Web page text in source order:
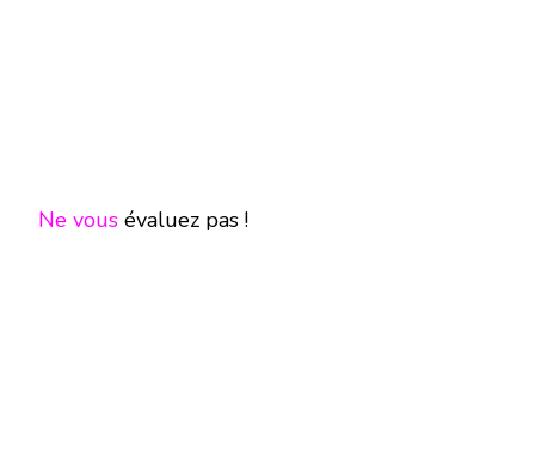
Ne vous évaluez pas !